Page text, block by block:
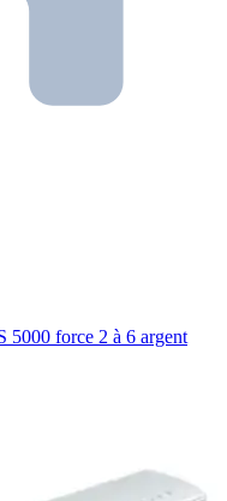
5000 force 2 à 6 argent